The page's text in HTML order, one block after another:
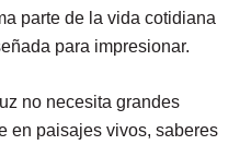
parte de la vida cotidiana
para impresionar.
no necesita grandes
en paisajes vivos, saberes